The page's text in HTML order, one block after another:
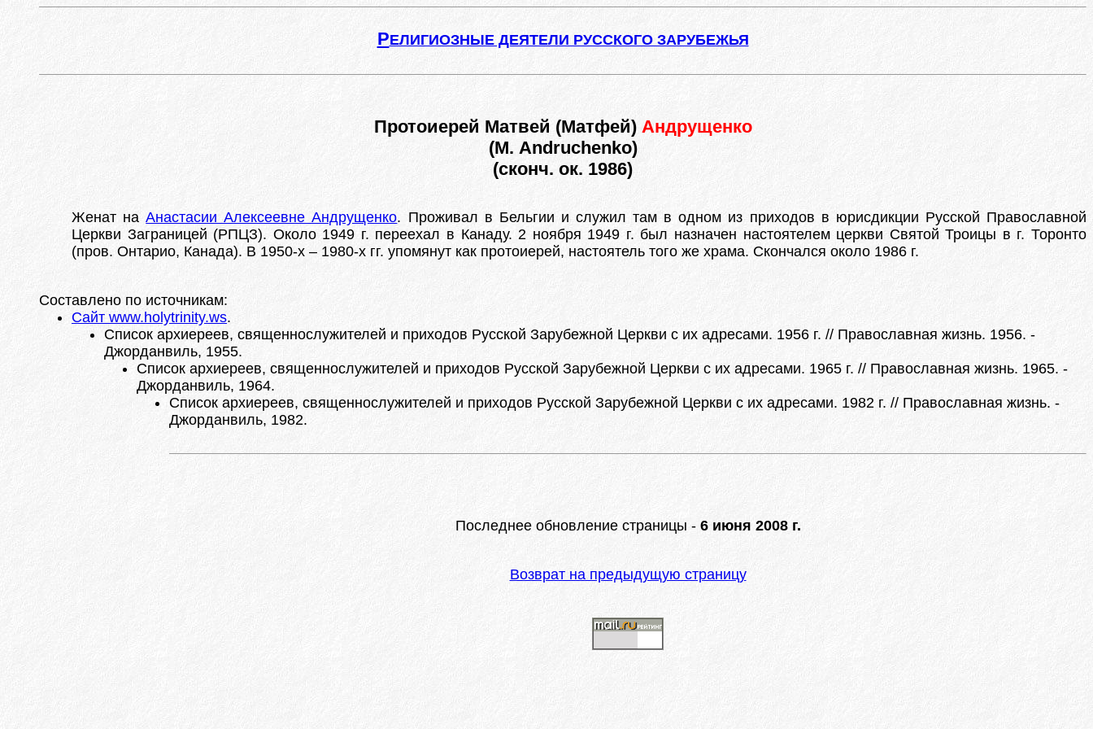
РЕЛИГИОЗНЫЕ ДЕЯТЕЛИ РУССКОГО ЗАРУБЕЖЬЯ
Протоиерей Матвей (Матфей) Андрущенко
(М. Andruchenko)
(сконч. ок. 1986)
Женат наАнастасии Алексеевне Андрущенко. Проживал в Бельгии и служил там в одном из приходов в юрисдикции Русской Православной
Церкви Заграницей (РПЦЗ). Около 1949 г. переехал в Канаду. 2 ноября 1949 г. был назначен настоятелем церкви Святой Троицы в г. Торонто
(пров. Онтарио, Канада). В 1950-х – 1980-х гг. упомянут как протоиерей, настоятель того же храма. Скончался около 1986 г.
Составлено по источникам:
Сайт www.holytrinity.ws.
Список архиереев, священнослужителей и приходов Русской Зарубежной Церкви с их адресами. 1956 г. // Православная жизнь. 1956. -
Джорданвиль, 1955.
Список архиереев, священнослужителей и приходов Русской Зарубежной Церкви с их адресами. 1965 г. // Православная жизнь. 1965. -
Джорданвиль, 1964.
Список архиереев, священнослужителей и приходов Русской Зарубежной Церкви с их адресами. 1982 г. // Православная жизнь. -
Джорданвиль, 1982.
Последнее обновление страницы - 6 июня 2008 г.
Возврат на предыдущую страницу